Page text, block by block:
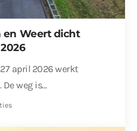
en Weert dicht
april 2026 werkt
weg is…